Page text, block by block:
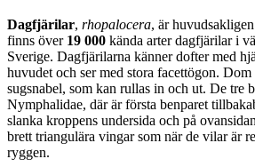
Dagfjärilar, rhopalocera, är
finns över 19 000 kända arter dagfjärilar i
Sverige. Dagfjärilarna känner dofter med
huvudet och ser med stora facettögon. Dom
sugsnabel, som kan rullas in och ut. De tre
Nymphalidae, där är första benparet
slanka kroppens undersida och på
brett triangulära vingar som när de vilar är
ryggen.